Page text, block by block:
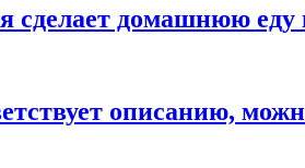
сделает домашнюю еду
описанию,